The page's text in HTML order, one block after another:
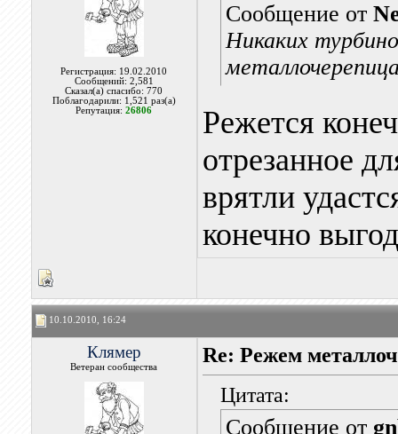
Регистрация: 19.02.2010
Сообщений: 2,581
Сказал(а) спасибо: 770
Поблагодарили: 1,521 раз(а)
Репутация:26806
Сообщение от
Никаких
Режется
отрезанное
врятли
конечно
10.10.2010, 16:24
Клямер
Ветеран сообщества
Re: Режем
Цитата:
Сообщение от